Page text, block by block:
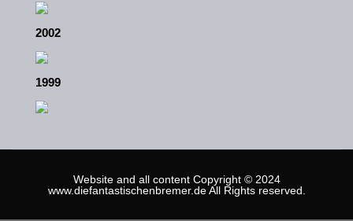
2002
1999
Website and all content Copyright © 2024
www.diefantastischenbremer.de All Rights reserved.